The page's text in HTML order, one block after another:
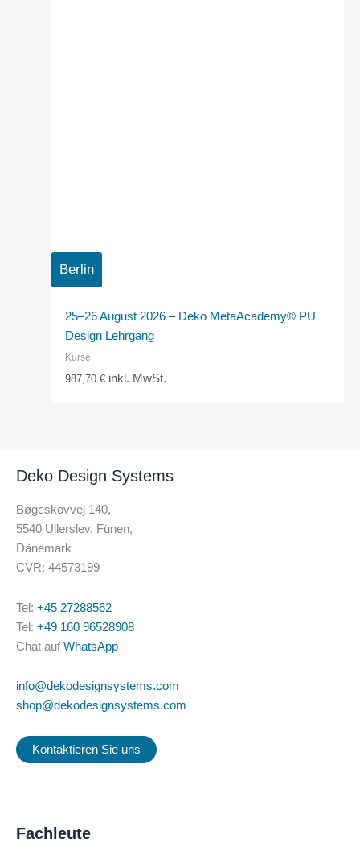
Berlin
25–26 August 2026 – Deko MetaAcademy® PU
Design Lehrgang
Kurse
987,70€ inkl. MwSt.
Deko Design Systems
Bøgeskovvej 140,
5540 Ullerslev, Fünen,
Dänemark
CVR: 44573199
Tel: +45 27288562
Tel: +49 160 96528908
Chat auf WhatsApp
info@dekodesignsystems.com
shop@dekodesignsystems.com
Kontaktieren Sie uns
Fachleute